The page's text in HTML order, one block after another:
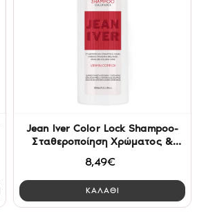
Jean Iver Color Lock Shampoo-
Σταθεροποίηση Χρώματος &
8,49€
ΚΑΛΑΘΙ